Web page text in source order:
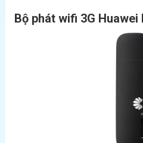
Bộ phát wifi 3G Huawei